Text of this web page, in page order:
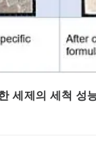
세제의 세척 성